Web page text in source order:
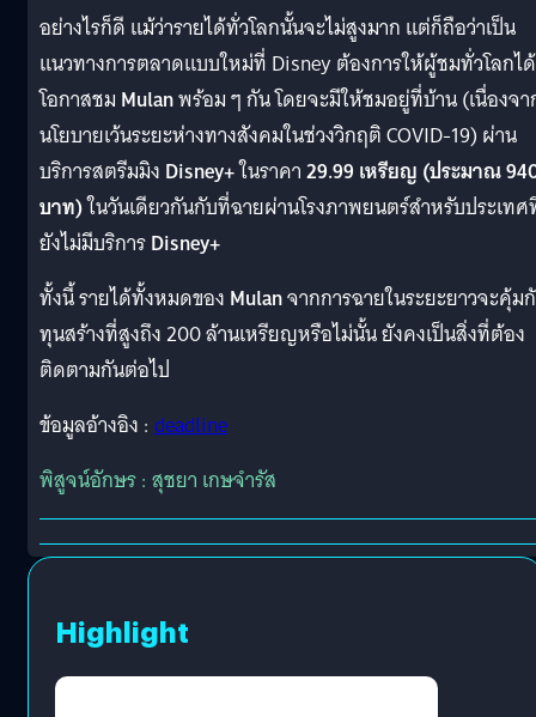
อย่างไรก็ดี แม้ว่ารายได้ทั่วโลกนั้นจะไม่สูงมาก แต่ก็ถือว่าเป็น
แนวทางการตลาดแบบใหม่ที่ Disney ต้องการให้ผู้ชมทั่วโลกไ
โอกาสชม Mulanพร้อม ๆ กัน โดยจะมีให้ชมอยู่ที่บ้าน (เนื่องจ
นโยบายเว้นระยะห่างทางสังคมในช่วงวิกฤติ COVID-19) ผ่าน
บริการสตรีมมิง Disney+ในราคา29.99 เหรียญ (ประมาณ
บาท)ในวันเดียวกันกับที่ฉายผ่านโรงภาพยนตร์สำหรับประเท
ยังไม่มีบริการDisney+
ทั้งนี้ รายได้ทั้งหมดของ Mulanจากการฉายในระยะยาวจะคุ้ม
ทุนสร้างที่สูงถึง 200 ล้านเหรียญหรือไม่นั้น ยังคงเป็นสิ่งที่ต้อง
ติดตามกันต่อไป
ข้อมูลอ้างอิง : deadline
พิสูจน์อักษร : สุชยา เกษจำรัส
Highlight